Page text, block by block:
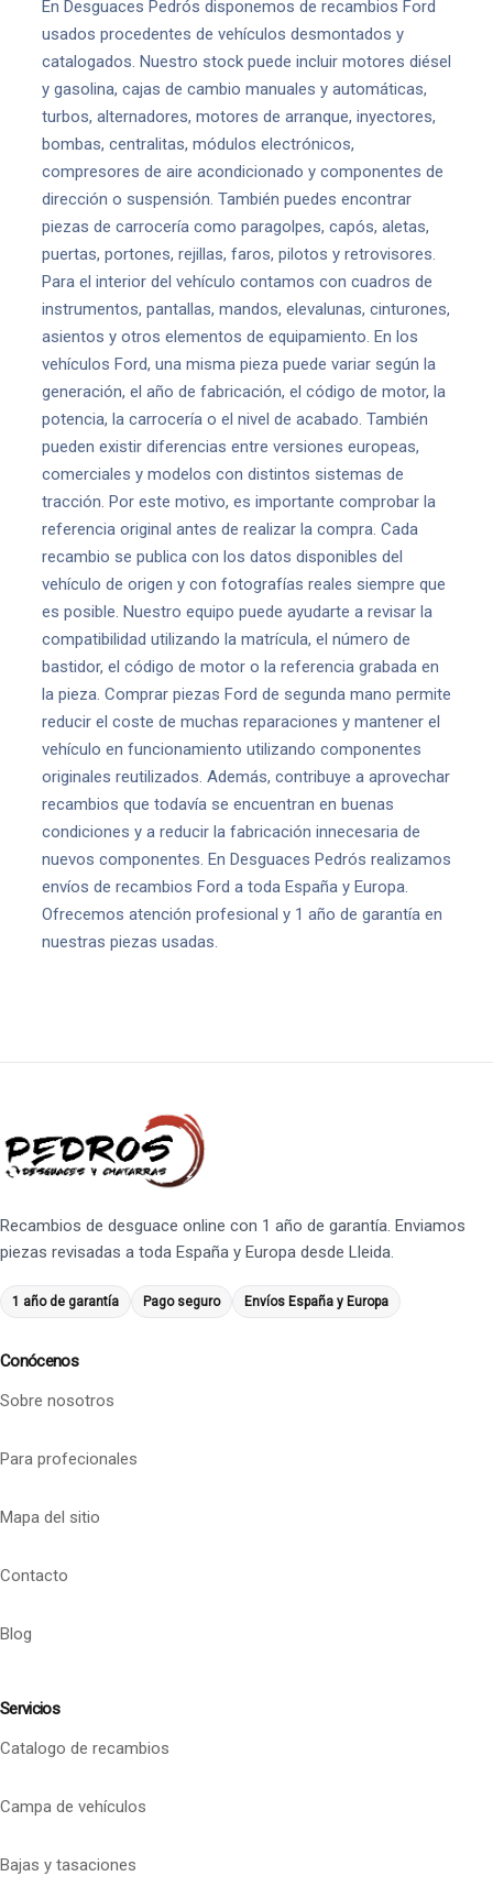
En Desguaces Pedrós disponemos de recambios Ford
usados procedentes de vehículos desmontados y
catalogados. Nuestro stock puede incluir motores diésel
y gasolina, cajas de cambio manuales y automáticas,
turbos, alternadores, motores de arranque, inyectores,
bombas, centralitas, módulos electrónicos,
compresores de aire acondicionado y componentes de
dirección o suspensión. También puedes encontrar
piezas de carrocería como paragolpes, capós, aletas,
puertas, portones, rejillas, faros, pilotos y retrovisores.
Para el interior del vehículo contamos con cuadros de
instrumentos, pantallas, mandos, elevalunas, cinturones,
asientos y otros elementos de equipamiento. En los
vehículos Ford, una misma pieza puede variar según la
generación, el año de fabricación, el código de motor, la
potencia, la carrocería o el nivel de acabado. También
pueden existir diferencias entre versiones europeas,
comerciales y modelos con distintos sistemas de
tracción. Por este motivo, es importante comprobar la
referencia original antes de realizar la compra. Cada
recambio se publica con los datos disponibles del
vehículo de origen y con fotografías reales siempre que
es posible. Nuestro equipo puede ayudarte a revisar la
compatibilidad utilizando la matrícula, el número de
bastidor, el código de motor o la referencia grabada en
la pieza. Comprar piezas Ford de segunda mano permite
reducir el coste de muchas reparaciones y mantener el
vehículo en funcionamiento utilizando componentes
originales reutilizados. Además, contribuye a aprovechar
recambios que todavía se encuentran en buenas
condiciones y a reducir la fabricación innecesaria de
nuevos componentes. En Desguaces Pedrós realizamos
envíos de recambios Ford a toda España y Europa.
Ofrecemos atención profesional y 1 año de garantía en
nuestras piezas usadas.
Recambios de desguace online con 1 año de garantía. Enviamos
piezas revisadas a toda España y Europa desde Lleida.
1 año de garantía Pago seguro Envíos España y Europa
Conócenos
Sobre nosotros
Para profecionales
Mapa del sitio
Contacto
Blog
Servicios
Catalogo de recambios
Campa de vehículos
Bajas y tasaciones